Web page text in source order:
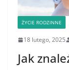
ŻYCIE RODZINNE
18 lutego, 2025
Jak